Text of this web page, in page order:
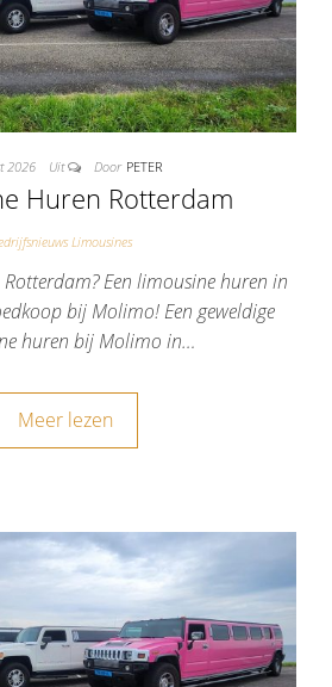
2026 Uit Door PETER
Huren Rotterdam
Limousines
Een limousine huren in
bij Molimo! Een geweldige
huren bij Molimo in…
Meer lezen